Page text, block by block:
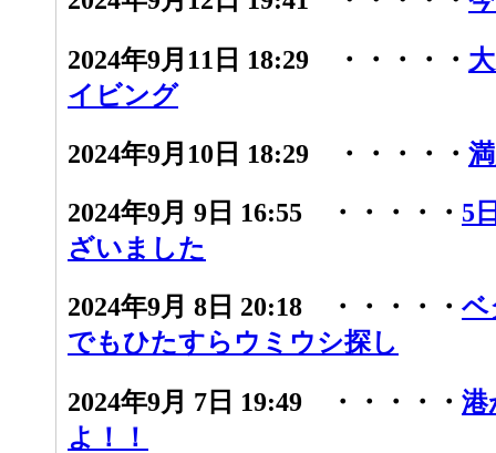
2024年9月11日 18:29 ・・・・・
イビング
2024年9月10日 18:29 ・・・・・
2024年9月 9日 16:55 ・・・・・ 5
ざいました
2024年9月 8日 20:18 ・・・・・ ベ
でもひたすらウミウシ探し
2024年9月 7日 19:49 ・・・・・ 港
よ！！